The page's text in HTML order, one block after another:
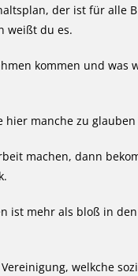
der ist für alle
weißt du es.
kommen und was
hier manche zu
machen, dann
ist mehr als bloß in
welkche